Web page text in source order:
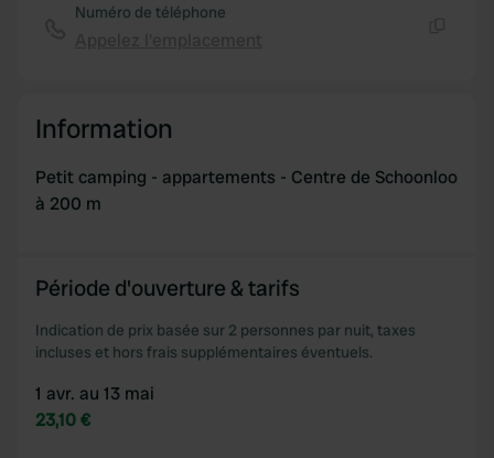
Numéro de téléphone
Information
Petit camping - appartements - Centre de Schoonloo
à 200 m
Période d'ouverture & tarifs
Indication de prix basée sur 2 personnes par nuit, taxes
incluses et hors frais supplémentaires éventuels.
1 avr. au 13 mai
23,10 €